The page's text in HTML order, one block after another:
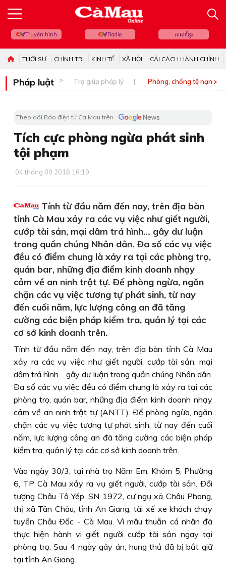
Truyền hình Radio ភាសាខ្មែរ
THỜI SỰ CHÍNH TRỊ KINH TẾ XÃ HỘI CẢI CÁCH HÀNH CHÍNH
Pháp luật Trợ giúp pháp lý Phòng, chống tệ nạn xã
Theo dõi Báo điện tử Cà Mau trên
Tích cực phòng ngừa phát sinh
tội phạm
04 tháng 09 2016 16:19
Tính từ đầu năm đến nay, trên địa bàn
tỉnh Cà Mau xảy ra các vụ việc như giết người,
cướp tài sản, mại dâm trá hình… gây dư luận
trong quần chúng Nhân dân. Ða số các vụ việc
đều có điểm chung là xảy ra tại các phòng trọ,
quán bar, những địa điểm kinh doanh nhạy
cảm về an ninh trật tự. Ðể phòng ngừa, ngăn
chặn các vụ việc tương tự phát sinh, từ nay
đến cuối năm, lực lượng công an đã tăng
cường các biện pháp kiểm tra, quản lý tại các
cơ sở kinh doanh trên.
Tính từ đầu năm đến nay, trên địa bàn tỉnh Cà Mau
xảy ra các vụ việc như giết người, cướp tài sản, mại
dâm trá hình… gây dư luận trong quần chúng Nhân dân.
Ða số các vụ việc đều có điểm chung là xảy ra tại các
phòng trọ, quán bar, những địa điểm kinh doanh nhạy
cảm về an ninh trật tự (ANTT). Ðể phòng ngừa, ngăn
chặn các vụ việc tương tự phát sinh, từ nay đến cuối
năm, lực lượng công an đã tăng cường các biện pháp
kiểm tra, quản lý tại các cơ sở kinh doanh trên.
Vào ngày 30/3, tại nhà trọ Năm Em, Khóm 5, Phường
6, TP Cà Mau xảy ra vụ giết người, cướp tài sản. Ðối
tượng Châu Tô Yép, SN 1972, cư ngụ xã Châu Phong,
thị xã Tân Châu, tỉnh An Giang, tài xế xe khách chạy
tuyến Châu Ðốc - Cà Mau. Vì mâu thuẫn cá nhân đã
thực hiện hành vi giết người cướp tài sản ngay tại
phòng trọ. Sau 4 ngày gây án, hung thủ đã bị bắt giữ
tại tỉnh An Giang.